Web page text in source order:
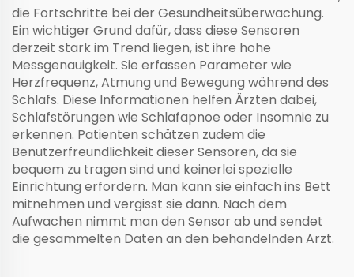
die Fortschritte bei der Gesundheitsüberwachung.
Ein wichtiger Grund dafür, dass diese Sensoren
derzeit stark im Trend liegen, ist ihre hohe
Messgenauigkeit. Sie erfassen Parameter wie
Herzfrequenz, Atmung und Bewegung während des
Schlafs. Diese Informationen helfen Ärzten dabei,
Schlafstörungen wie Schlafapnoe oder Insomnie zu
erkennen. Patienten schätzen zudem die
Benutzerfreundlichkeit dieser Sensoren, da sie
bequem zu tragen sind und keinerlei spezielle
Einrichtung erfordern. Man kann sie einfach ins Bett
mitnehmen und vergisst sie dann. Nach dem
Aufwachen nimmt man den Sensor ab und sendet
die gesammelten Daten an den behandelnden Arzt.